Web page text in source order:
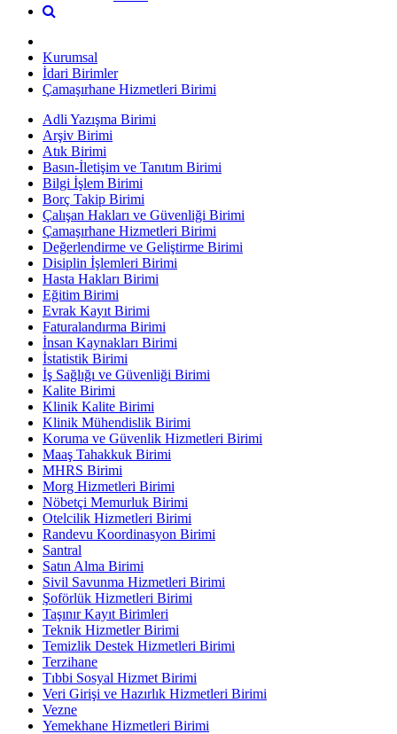
Kurumsal
İdari Birimler
Çamaşırhane Hizmetleri Birimi
Adli Yazışma Birimi
Arşiv Birimi
Atık Birimi
Basın-İletişim ve Tanıtım Birimi
Bilgi İşlem Birimi
Borç Takip Birimi
Çalışan Hakları ve Güvenliği Birimi
Çamaşırhane Hizmetleri Birimi
Değerlendirme ve Geliştirme Birimi
Disiplin İşlemleri Birimi
Hasta Hakları Birimi
Eğitim Birimi
Evrak Kayıt Birimi
Faturalandırma Birimi
İnsan Kaynakları Birimi
İstatistik Birimi
İş Sağlığı ve Güvenliği Birimi
Kalite Birimi
Klinik Kalite Birimi
Klinik Mühendislik Birimi
Koruma ve Güvenlik Hizmetleri Birimi
Maaş Tahakkuk Birimi
MHRS Birimi
Morg Hizmetleri Birimi
Nöbetçi Memurluk Birimi
Otelcilik Hizmetleri Birimi
Randevu Koordinasyon Birimi
Santral
Satın Alma Birimi
Sivil Savunma Hizmetleri Birimi
Şoförlük Hizmetleri Birimi
Taşınır Kayıt Birimleri
Teknik Hizmetler Birimi
Temizlik Destek Hizmetleri Birimi
Terzihane
Tıbbi Sosyal Hizmet Birimi
Veri Girişi ve Hazırlık Hizmetleri Birimi
Vezne
Yemekhane Hizmetleri Birimi